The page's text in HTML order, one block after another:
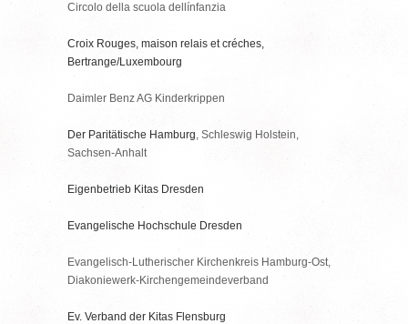
Circolo della scuola dellínfanzia
Croix Rouges, maison relais et créches,
Bertrange/Luxembourg
Daimler Benz AG Kinderkrippen
Der Paritätische Hamburg, Schleswig Holstein,
Sachsen-Anhalt
Eigenbetrieb Kitas Dresden
Evangelische Hochschule Dresden
Evangelisch-Lutherischer Kirchenkreis Hamburg-Ost,
Diakoniewerk-Kirchengemeindeverband
Ev. Verband der Kitas Flensburg